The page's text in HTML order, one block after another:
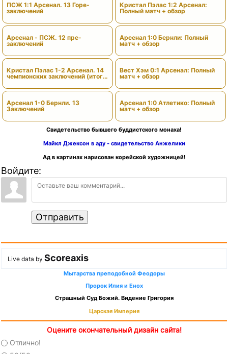
ПСЖ 1:1 Арсенал. 13 Горе-
заключений
Арсенал - ПСЖ. 12 пре-
заключений
Кристал Пэлас 1-2 Арсенал. 14
чемпионских заключений (итоги
Арсенал 1-0 Бернли. 13
Заключений
Кристал Пэлас 1:2 Арсенал:
Полный матч + обзор
Арсенал 1:0 Бернли: Полный
матч + обзор
Вест Хэм 0:1 Арсенал: Полный
матч + обзор
Арсенал 1:0 Атлетико: Полный
матч + обзор
Свидетельство бывшего буддистского монаха!
Майкл Джексон в аду - свидетельство Анжелики
Ад в картинах нарисован корейской художницей!
Войдите:
Отправить
Live data by Scoreaxis
Мытарства преподобной Феодоры
Пророк Илия и Енох
Страшный Суд Божий. Видение Григория
Царская Империя
Оцените окончательный дизайн сайта!
Отлично!